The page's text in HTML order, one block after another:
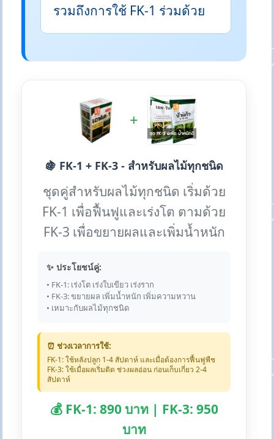
รวมถึงการใช้ FK-1 ร่วมด้วย
+
🍇 FK-1 + FK-3 - สำหรับผลไม้ทุกชนิด
ชุดคู่สำหรับผลไม้ทุกชนิด เริ่มด้วย
FK-1 เพื่อฟื้นฟูและเร่งโต ตามด้วย
FK-3 เพื่อขยายผลและเพิ่มน้ำหนัก
✨ ประโยชน์คู่:
• FK-1: เร่งโต เร่งใบเขียว เร่งราก
• FK-3: ขยายผล เพิ่มน้ำหนัก เพิ่มความหวาน
• เหมาะกับผลไม้ทุกชนิด
⏰ ช่วงเวลาการใช้:
FK-1: ใช้หลังปลูก 1-4 สัปดาห์ และเมื่อต้องการฟื้นฟูพืช
FK-3: ใช้เมื่อผลเริ่มติด ช่วงผลอ่อน ก่อนเก็บเกี่ยว 2-4
สัปดาห์
💰 FK-1: 890 บาท | FK-3: 950
บาท